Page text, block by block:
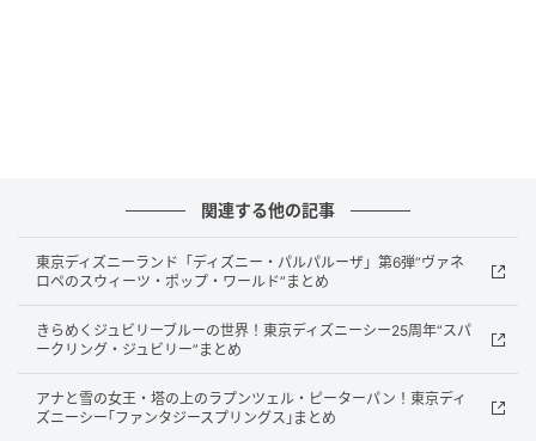
今年はアメリカ各地の料理やスイーツを再構築した4種
がそろい、王道派も冒険したい派もその日の気分で選
ぶ楽しさがあります。
甘じょっぱい新作
関連する他の記事
東京ディズニーランド「ディズニー・パルパルーザ」第6弾“ヴァネ
ロペのスウィーツ・ポップ・ワールド”まとめ
きらめくジュビリーブルーの世界！東京ディズニーシー25周年“スパ
ークリング・ジュビリー”まとめ
アナと雪の女王・塔の上のラプンツェル・ピーターパン！東京ディ
ズニーシー｢ファンタジースプリングス｣まとめ